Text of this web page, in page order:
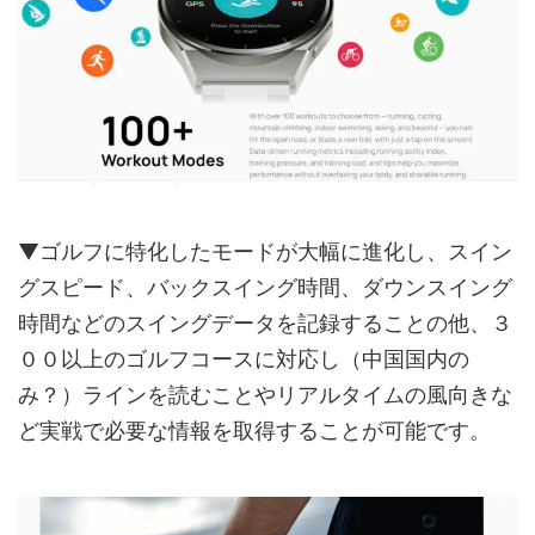
▼ゴルフに特化したモードが大幅に進化し、スイン
グスピード、バックスイング時間、ダウンスイング
時間などのスイングデータを記録することの他、３
００以上のゴルフコースに対応し（中国国内の
み？）ラインを読むことやリアルタイムの風向きな
ど実戦で必要な情報を取得することが可能です。